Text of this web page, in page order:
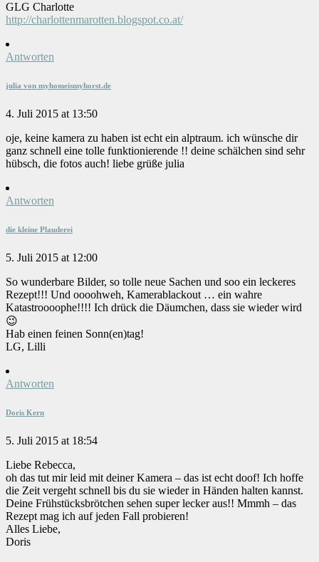
GLG Charlotte
http://charlottenmarotten.blogspot.co.at/
Antworten
julia von myhomeismyhorst.de
4. Juli 2015 at 13:50
oje, keine kamera zu haben ist echt ein alptraum. ich wünsche dir
ganz schnell eine tolle funktionierende !! deine schälchen sind sehr
hübsch, die fotos auch! liebe grüße julia
Antworten
die kleine Plauderei
5. Juli 2015 at 12:00
So wunderbare Bilder, so tolle neue Sachen und soo ein leckeres
Rezept!!! Und oooohweh, Kamerablackout … ein wahre
Katastroooophe!!!! Ich drück die Däumchen, dass sie wieder wird
😉
Hab einen feinen Sonn(en)tag!
LG, Lilli
Antworten
Doris Kern
5. Juli 2015 at 18:54
Liebe Rebecca,
oh das tut mir leid mit deiner Kamera – das ist echt doof! Ich hoffe
die Zeit vergeht schnell bis du sie wieder in Händen halten kannst.
Deine Frühstücksbrötchen sehen super lecker aus!! Mmmh – das
Rezept mag ich auf jeden Fall probieren!
Alles Liebe,
Doris